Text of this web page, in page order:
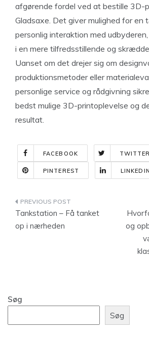
afgørende fordel ved at bestille 3D-
Gladsaxe. Det giver mulighed for
personlig interaktion med
i en mere tilfredsstillende og
Uanset om det drejer sig om
produktionsmetoder eller
personlige service og rådgivning
bedst mulige 3D-printoplevelse og
resultat.
FACEBOOK TWITTER
PINTEREST LINKEDIN
Indlægsnavigation
Tankstation – Få tanket
op i nærheden
og
Søg
Søg